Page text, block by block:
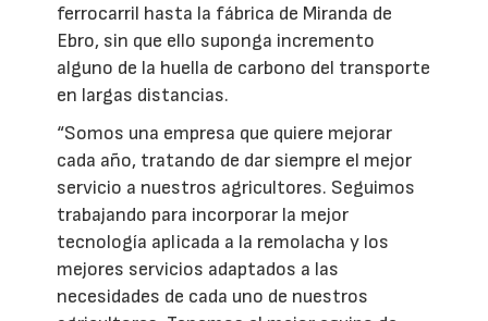
ferrocarril hasta la fábrica de Miranda de
Ebro, sin que ello suponga incremento
alguno de la huella de carbono del transporte
en largas distancias.
“Somos una empresa que quiere mejorar
cada año, tratando de dar siempre el mejor
servicio a nuestros agricultores. Seguimos
trabajando para incorporar la mejor
tecnología aplicada a la remolacha y los
mejores servicios adaptados a las
necesidades de cada uno de nuestros